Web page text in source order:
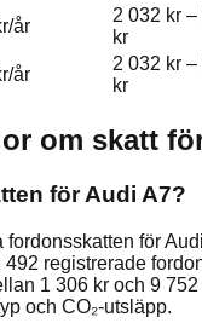
/år
2 032 kr –
kr
/år
2 032 kr –
kr
om skatt
för Audi A7?
fordonsskatten för
492 registrerade
1 306 kr och 9
och CO₂-utsläpp.